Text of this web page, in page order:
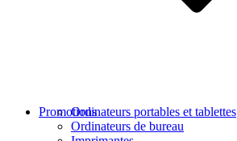
Ordinateurs portables et tablettes
Ordinateurs de bureau
Promotions